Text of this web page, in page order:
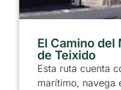
El Camino del
de Teixido
Esta ruta cuenta
marítimo, navega